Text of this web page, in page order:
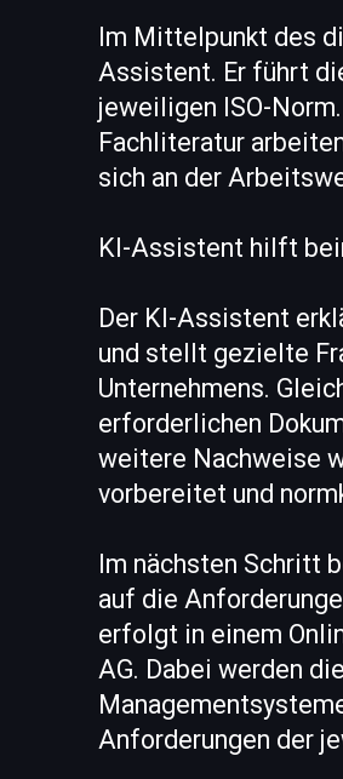
Im Mittelpunkt des
Assistent. Er führt
jeweiligen ISO-
Fachliteratur
sich an der
KI-Assistent hilft
Der KI-Assistent
und stellt gezielte
Unternehmens.
erforderlichen
weitere Nachweise
vorbereitet und
Im nächsten Schritt
auf die
erfolgt in einem
AG. Dabei werden
Anforderungen der